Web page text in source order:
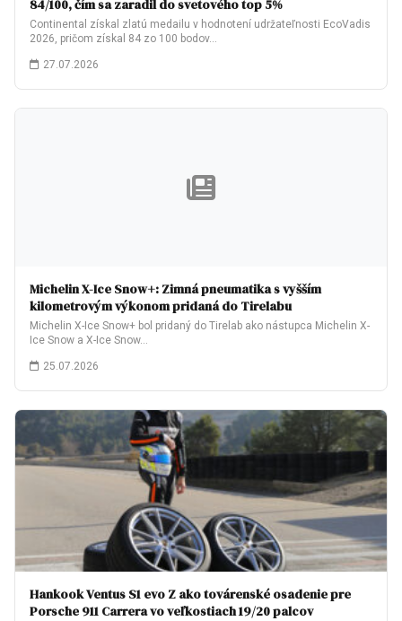
84/100, čím sa zaradil do svetového top 5%
Continental získal zlatú medailu v hodnotení udržateľnosti EcoVadis
2026, pričom získal 84 zo 100 bodov…
27.07.2026
Michelin X-Ice Snow+: Zimná pneumatika s vyšším
kilometrovým výkonom pridaná do Tirelabu
Michelin X-Ice Snow+ bol pridaný do Tirelab ako nástupca Michelin X-
Ice Snow a X-Ice Snow…
25.07.2026
Hankook Ventus S1 evo Z ako továrenské osadenie pre
Porsche 911 Carrera vo veľkostiach 19/20 palcov